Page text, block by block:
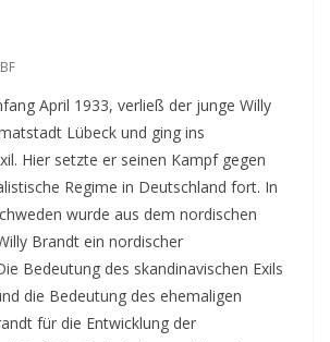
April 1933, verließ der junge Willy
Lübeck und ging ins
Hier setzte er seinen Kampf gegen
Regime in Deutschland fort. In
wurde aus dem nordischen
Brandt ein nordischer
Bedeutung des skandinavischen Exils
die Bedeutung des ehemaligen
für die Entwicklung der